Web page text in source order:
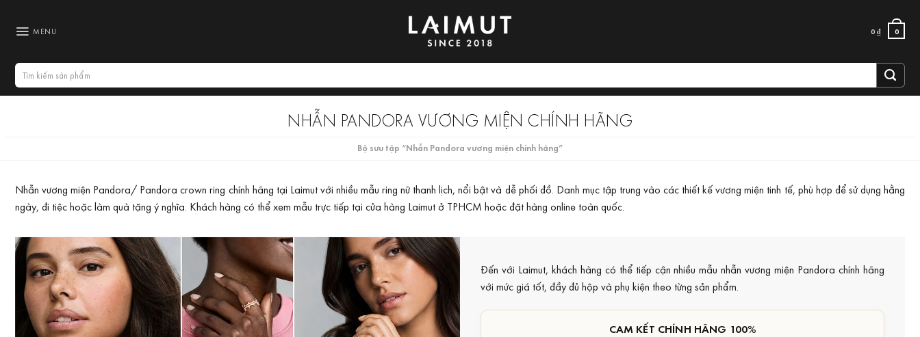
dung
MENU 0₫ 0
Tìm
kiếm:
NHẪN PANDORA VƯƠNG MIỆN CHÍNH HÃNG
Bộ sưu tập “Nhẫn Pandora vương miện chính hãng”
Nhẫn vương miện Pandora/ Pandora crown ring chính hãng tại Laimut với nhiều mẫu ring nữ thanh lịch, nổi bật và dễ phối đồ. Danh mục tập trung vào các thiết kế vương miện tinh tế, phù hợp để sử dụng hằng
ngày, đi tiệc hoặc làm quà tặng ý nghĩa. Khách hàng có thể xem mẫu trực tiếp tại cửa hàng Laimut ở TPHCM hoặc đặt hàng online toàn quốc.
Đến với Laimut, khách hàng có thể tiếp cận nhiều mẫu nhẫn vương miện Pandora chính hãng
với mức giá tốt, đầy đủ hộp và phụ kiện theo từng sản phẩm.
CAM KẾT CHÍNH HÃNG 100%